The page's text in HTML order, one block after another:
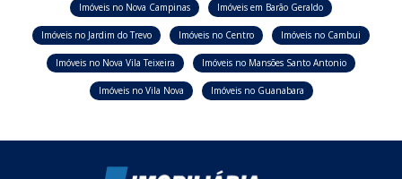
Imóveis no Nova Campinas Imóveis em Barão Geraldo
Imóveis no Jardim do Trevo Imóveis no Centro Imóveis no Cambui
Imóveis no Nova Vila Teixeira Imóveis no Mansões Santo Antonio
Imóveis no Vila Nova Imóveis no Guanabara